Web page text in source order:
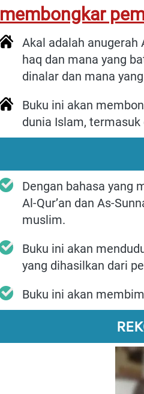
membongkar
Akal adalah anugerah
haq dan mana yang
dinalar dan mana
Buku ini akan
dunia Islam, termasuk
Dengan bahasa yang
Al-Qur’an dan As-
muslim.
Buku ini akan
yang dihasilkan dari
Buku ini akan